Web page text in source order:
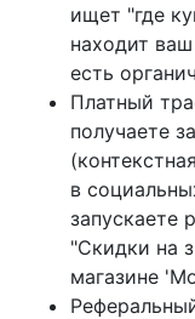
ищет "где
находит
есть
Платный
получаете
в
запускаете
"Скидки на
магазине